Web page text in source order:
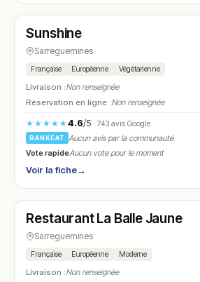
N° 13
Sunshine
Sarreguemines
Française Européenne Végétarienne
Livraison :Non renseignée
Réservation en ligne :Non renseignée
★★★★★4.6/5· 743 avis Google
RANKEAT
Aucun avis par la communauté
Vote rapideAucun vote pour le moment
Voir la fiche→
N° 14
Restaurant La Balle Jaune
Sarreguemines
Française Européenne Moderne
Livraison :Non renseignée